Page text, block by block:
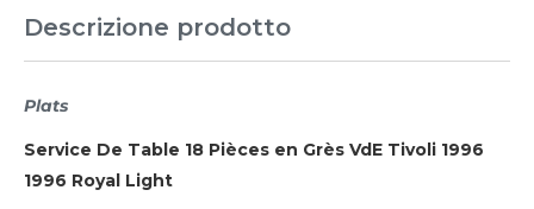
Descrizione prodotto
Plats
Service De Table 18 Pièces en Grès VdE Tivoli 1996
1996 Royal Light